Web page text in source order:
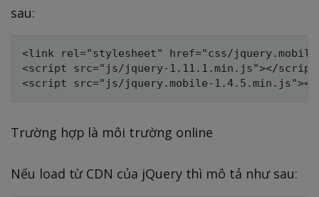
sau:
<link rel="stylesheet" href="css/
<script src="js/jquery-1.11.1.min.js"></
Trường hợp là môi trường online
Nếu load từ CDN của jQuery thì mô tả như sau: